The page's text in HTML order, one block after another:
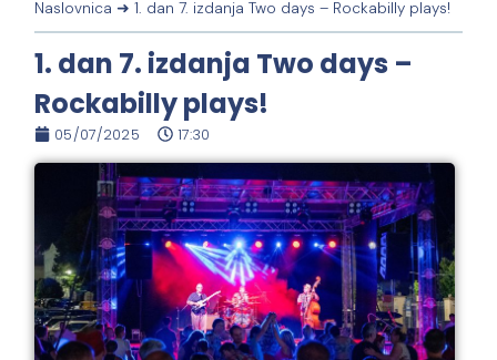
Naslovnica ➜1. dan 7. izdanja Two days – Rockabilly plays!
1. dan 7. izdanja Two days –
Rockabilly plays!
05/07/2025 17:30